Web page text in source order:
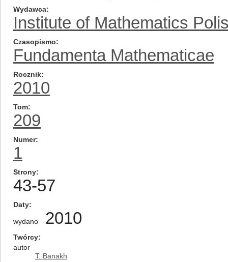
Wydawca
Institute of Mathematics
Czasopismo
Fundamenta Mathematicae
Rocznik
2010
Tom
209
Numer
1
Strony
43-57
Daty
wydano 2010
Twórcy
autor
T. Banakh